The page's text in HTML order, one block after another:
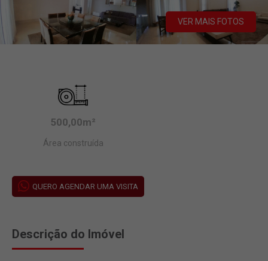
VER MAIS FOTOS
500,00m²
Área construída
QUERO AGENDAR UMA VISITA
Descrição do Imóvel